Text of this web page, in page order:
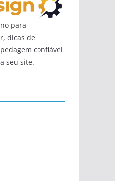
para
dicas de
confiável
seu site.